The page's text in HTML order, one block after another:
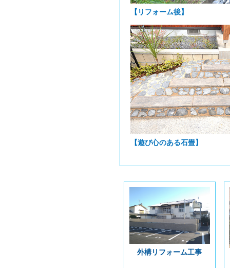
【リフォーム後】
【遊び心のある石畳】
外構リフォーム工事